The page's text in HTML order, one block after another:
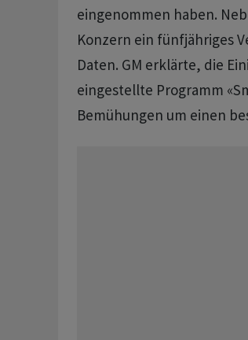
eingenommen ​haben.
Konzern ​ein fünfjähriges
Daten. GM erklärte, die
eingestellte Programm
Bemühungen um einen